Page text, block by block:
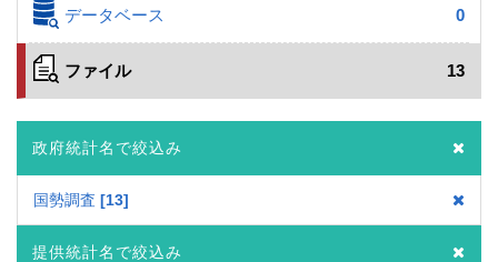
データベース 0
ファイル 13
政府統計名で絞込み
国勢調査 13
提供統計名で絞込み